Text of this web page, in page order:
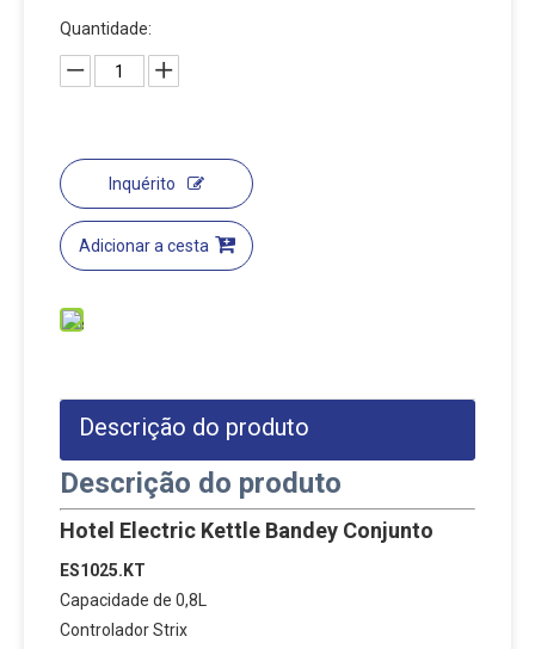
Quantidade:
Inquérito
Adicionar a cesta
Descrição do produto
Descrição do produto
Hotel Electric Kettle Bandey Conjunto
ES1025.KT
Capacidade de 0,8L
Controlador Strix